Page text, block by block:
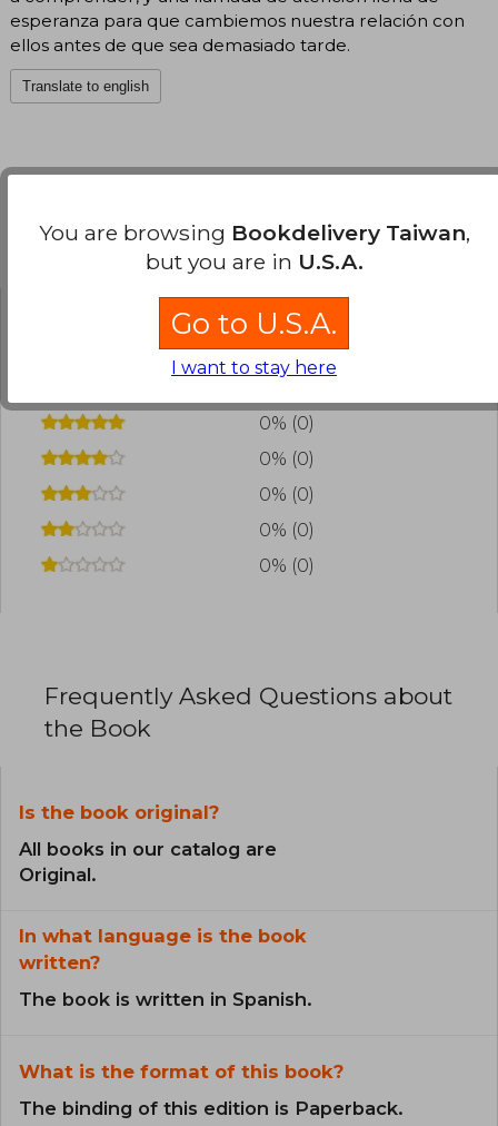
esperanza para que cambiemos nuestra relación con
ellos antes de que sea demasiado tarde.
Translate to english
Customers reviews
Have you read this book? Login to add your
0% (0)
0% (0)
0% (0)
0% (0)
0% (0)
Frequently Asked Questions about
the Book
Is the book original?
All books in our catalog are
Original.
In what language is the book
written?
The book is written in Spanish.
What is the format of this book?
The binding of this edition is Paperback.
You are browsing Bookdelivery Taiwan,
but you are in U.S.A.
Go to U.S.A.
I want to stay here